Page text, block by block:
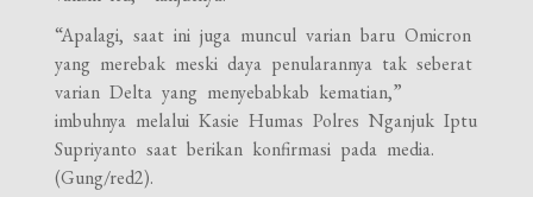
“Apalagi, saat ini juga muncul varian baru Omicron
yang merebak meski daya penularannya tak seberat
varian Delta yang menyebabkab kematian,”
imbuhnya melalui Kasie Humas Polres Nganjuk Iptu
Supriyanto saat berikan konfirmasi pada media.
(Gung/red2).